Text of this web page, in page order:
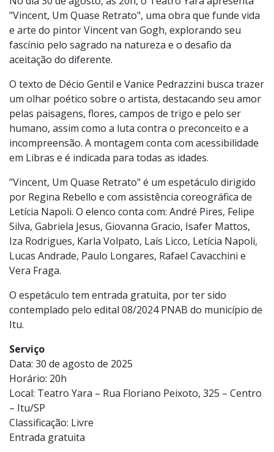
No dia 30 de agosto, às 20h, o Teatro Yara apresenta
"Vincent, Um Quase Retrato", uma obra que funde vida
e arte do pintor Vincent van Gogh, explorando seu
fascínio pelo sagrado na natureza e o desafio da
aceitação do diferente.
O texto de Décio Gentil e Vanice Pedrazzini busca trazer
um olhar poético sobre o artista, destacando seu amor
pelas paisagens, flores, campos de trigo e pelo ser
humano, assim como a luta contra o preconceito e a
incompreensão. A montagem conta com acessibilidade
em Libras e é indicada para todas as idades.
"Vincent, Um Quase Retrato" é um espetáculo dirigido
por Regina Rebello e com assistência coreográfica de
Letícia Napoli. O elenco conta com: André Pires, Felipe
Silva, Gabriela Jesus, Giovanna Gracio, Isafer Mattos,
Iza Rodrigues, Karla Volpato, Laís Licco, Letícia Napoli,
Lucas Andrade, Paulo Longares, Rafael Cavacchini e
Vera Fraga.
O espetáculo tem entrada gratuita, por ter sido
contemplado pelo edital 08/2024 PNAB do município de
Itu.
Serviço
Data: 30 de agosto de 2025
Horário: 20h
Local: Teatro Yara – Rua Floriano Peixoto, 325 – Centro
– Itu/SP
Classificação: Livre
Entrada gratuita